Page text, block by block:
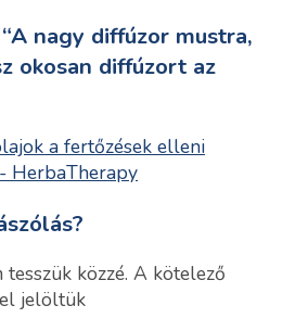
A nagy diffúzor mustra,
okosan diffúzort az
a fertőzések elleni
HerbaTherapy
közzé. A kötelező
jelöltük